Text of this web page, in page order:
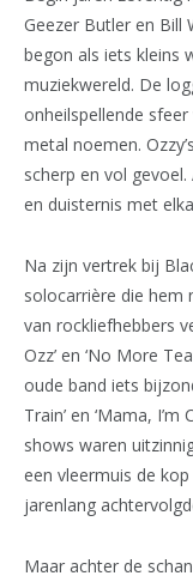
Geezer Butler en Bill
begon als iets kleins
muziekwereld. De
onheilspellende
metal noemen.
scherp en vol
en duisternis met
Na zijn vertrek bij
solocarrière die hem
van rockliefhebbers
Ozz’ en ‘No More
oude band iets
Train’ en ‘Mama,
shows waren
een vleermuis de
jarenlang
Maar achter de